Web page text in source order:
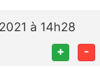
à 14h28
+ -